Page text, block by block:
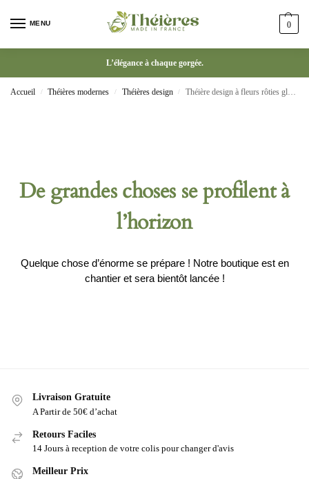
MENU 0
L’élégance à chaque gorgée.
Accueil / Théières modernes / Théières design / Théière design à fleurs rôties glacées Ru Ware
De grandes choses se profilent à
l’horizon
Quelque chose d’énorme se prépare ! Notre boutique est en
chantier et sera bientôt lancée !
Livraison Gratuite
A Partir de 50€ d’achat
Retours Faciles
14 Jours à reception de votre colis pour changer d'avis
Meilleur Prix